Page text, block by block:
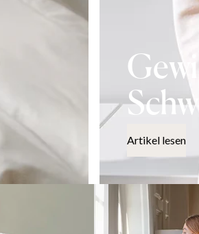
Artikel lesen